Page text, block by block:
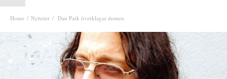
Home Nyheter Dan Park överklagar domen